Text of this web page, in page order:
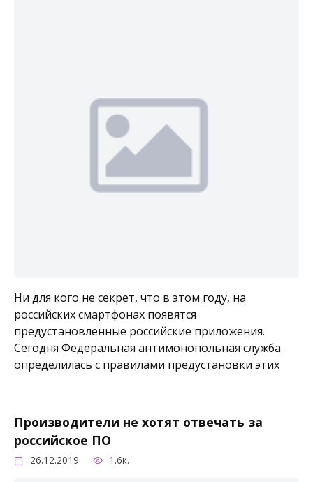
Ни для кого не секрет, что в этом году, на
российских смартфонах появятся
предустановленные российские приложения.
Сегодня Федеральная антимонопольная служба
определилась с правилами предустановки этих
Производители не хотят отвечать за
российское ПО
26.12.2019 1.6к.